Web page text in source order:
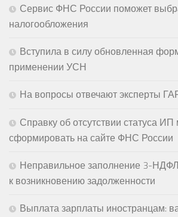
Сервис ФНС России поможет
налогообложения
Вступила в силу обновленная
применении УСН
На вопросы отвечают эксперты
Справку об отсутствии статуса
сформировать на сайте ФНС России
Неправильное заполнение 3-
к возникновению задолженности
Выплата зарплаты иностранцам: